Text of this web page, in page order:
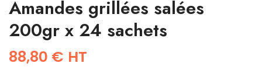
Amandes grillées salées
200gr x 24 sachets
88,80 € HT